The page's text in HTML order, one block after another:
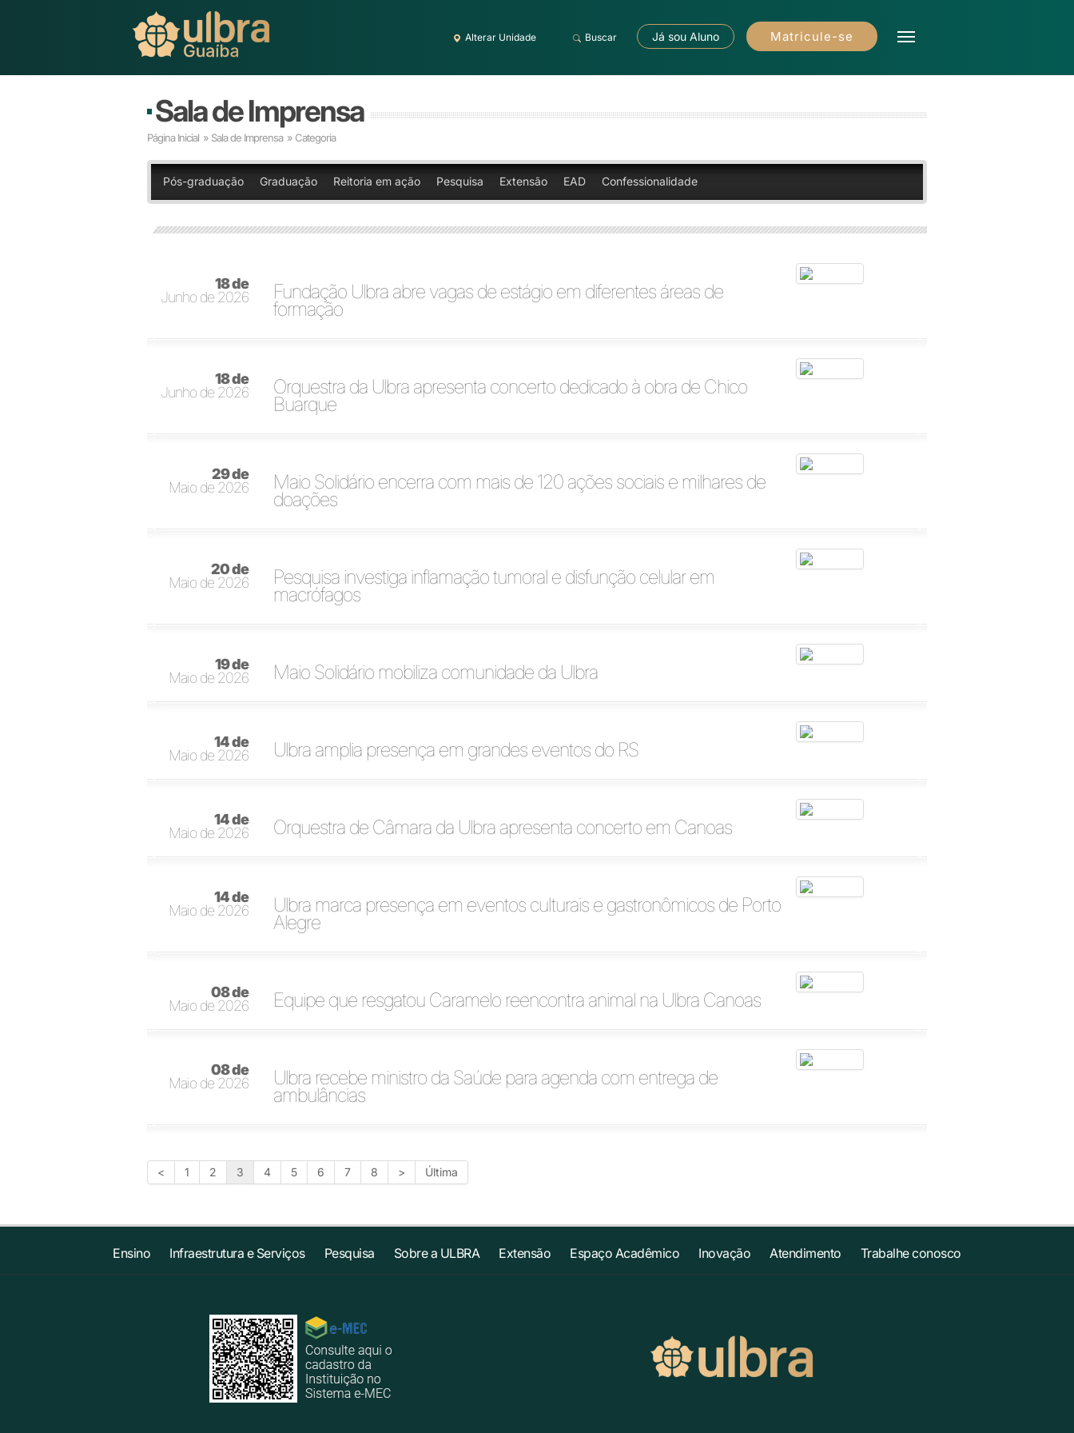
Alterar Unidade Buscar Já sou Aluno Matricule-se
Sala de Imprensa
Página Inicial » Sala de Imprensa » Categoria
Pós-graduação Graduação Reitoria em ação Pesquisa Extensão EAD Confessionalidade
18 de
Junho de 2026
Fundação Ulbra abre vagas de estágio em diferentes áreas de
formação
18 de
Junho de 2026
Orquestra da Ulbra apresenta concerto dedicado à obra de Chico
Buarque
29 de
Maio de 2026
Maio Solidário encerra com mais de 120 ações sociais e milhares de
doações
20 de
Maio de 2026
Pesquisa investiga inflamação tumoral e disfunção celular em
macrófagos
19 de
Maio de 2026
Maio Solidário mobiliza comunidade da Ulbra
14 de
Maio de 2026
Ulbra amplia presença em grandes eventos do RS
14 de
Maio de 2026
Orquestra de Câmara da Ulbra apresenta concerto em Canoas
14 de
Maio de 2026
Ulbra marca presença em eventos culturais e gastronômicos de Porto
Alegre
08 de
Maio de 2026
Equipe que resgatou Caramelo reencontra animal na Ulbra Canoas
08 de
Maio de 2026
Ulbra recebe ministro da Saúde para agenda com entrega de
ambulâncias
< 1 2 3 4 5 6 7 8 > Última
Ensino Infraestrutura e Serviços Pesquisa Sobre a ULBRA Extensão Espaço Acadêmico Inovação Atendimento Trabalhe conosco